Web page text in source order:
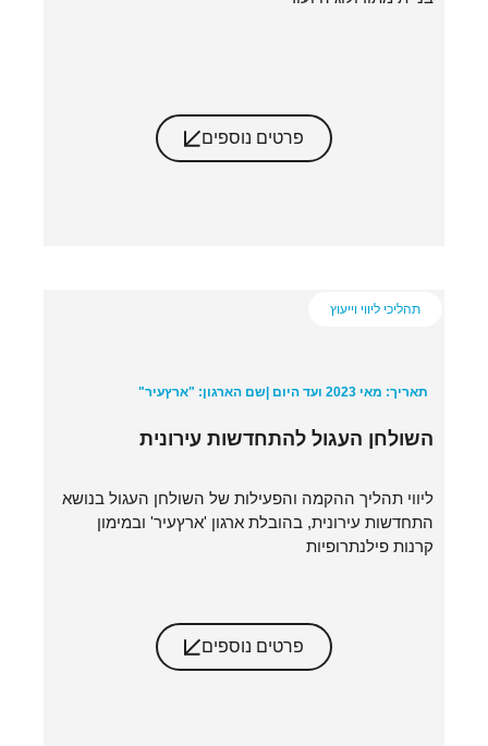
פרטים נוספים
תהליכי ליווי וייעוץ
תאריך: מאי 2023 ועד היום | שם הארגון: "ארץעיר"
השולחן העגול להתחדשות עירונית
ליווי תהליך ההקמה והפעילות של השולחן העגול בנושא
התחדשות עירונית, בהובלת ארגון 'ארץעיר' ובמימון
קרנות פילנתרופיות
פרטים נוספים